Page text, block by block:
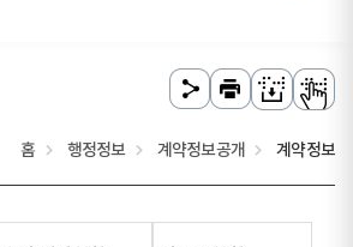
홈 행정정보 계약정보공개 계약정보